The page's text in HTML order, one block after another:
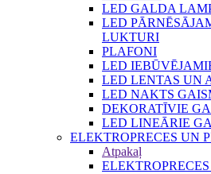
LED GALDA
LED
LUKTURI
PLAFONI
LED
LED LENTAS UN
LED NAKTS
DEKORATĪVIE
LED LINEĀRIE
ELEKTROPRECES UN
Atpakaļ